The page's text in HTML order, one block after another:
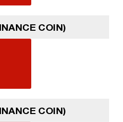
COIN)
COIN)